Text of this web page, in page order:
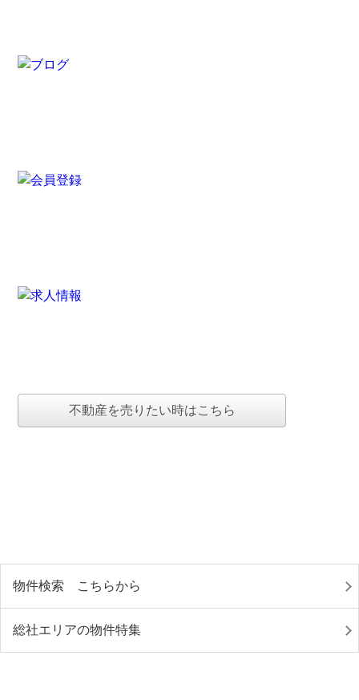
不動産を売りたい時はこちら
物件検索 こちらから
総社エリアの物件特集